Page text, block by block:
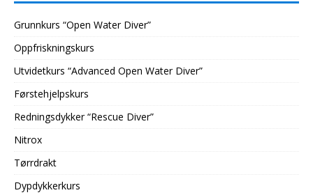
Grunnkurs “Open Water Diver”
Oppfriskningskurs
Utvidetkurs “Advanced Open Water Diver”
Førstehjelpskurs
Redningsdykker “Rescue Diver”
Nitrox
Tørrdrakt
Dypdykkerkurs